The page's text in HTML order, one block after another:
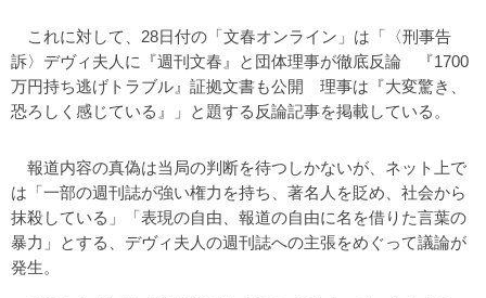
これに対して、28日付の「文春オンライン」は「〈刑事告
訴〉デヴィ夫人に『週刊文春』と団体理事が徹底反論 『1700
万円持ち逃げトラブル』証拠文書も公開 理事は『大変驚き、
恐ろしく感じている』」と題する反論記事を掲載している。
報道内容の真偽は当局の判断を待つしかないが、ネット上で
は「一部の週刊誌が強い権力を持ち、著名人を貶め、社会から
抹殺している」「表現の自由、報道の自由に名を借りた言葉の
暴力」とする、デヴィ夫人の週刊誌への主張をめぐって議論が
発生。